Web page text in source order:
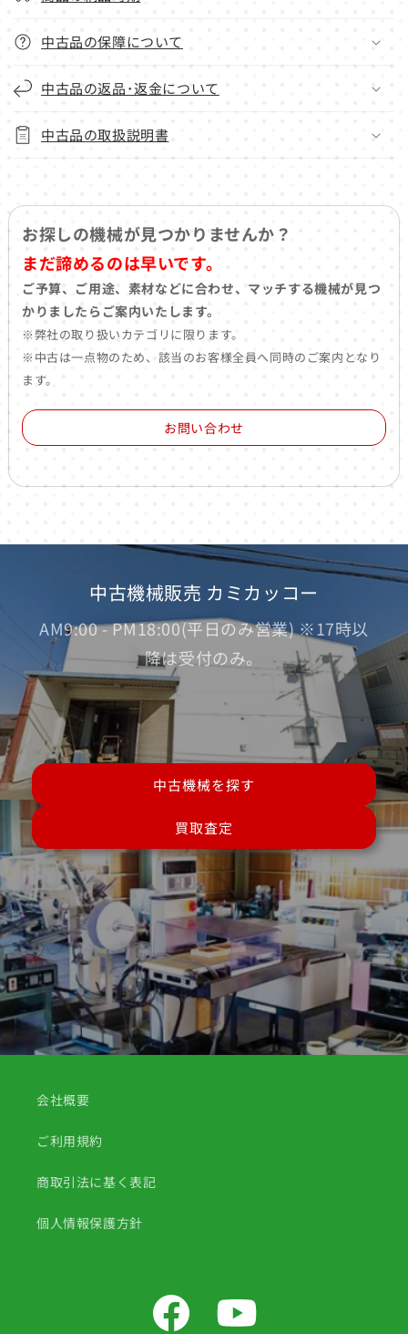
中古品の保障について
中古品の返品･返金について
中古品の取扱説明書
お探しの機械が見つかりませんか？
まだ諦めるのは早いです。
ご予算、ご用途、素材などに合わせ、マッチする機械が見つ
かりましたらご案内いたします。
※弊社の取り扱いカテゴリに限ります。
※中古は一点物のため、該当のお客様全員へ同時のご案内となり
ます。
お問い合わせ
中古機械販売 カミカッコー
AM9:00 - PM18:00(平日のみ営業) ※17時以
降は受付のみ。
中古機械を探す
買取査定
会社概要
ご利用規約
商取引法に基く表記
個人情報保護方針
Facebook YouTube